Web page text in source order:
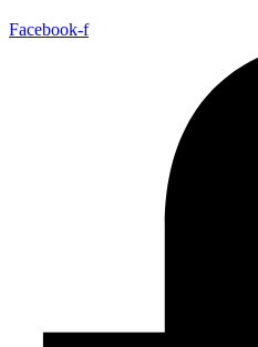
Facebook-f